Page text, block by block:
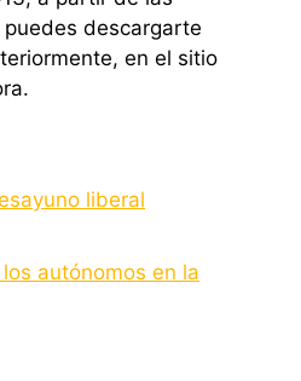
descargarte
en el sitio
liberal
los autónomos en la